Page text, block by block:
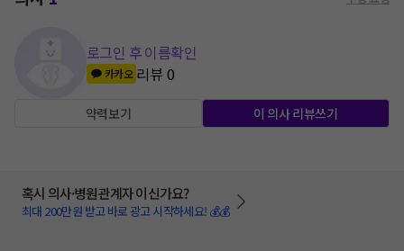
로그인 후 이름확인
카카오 리뷰0
약력보기 이 의사 리뷰쓰기
혹시 의사·병원관계자 이신가요?
최대 200만원 받고 바로 광고 시작하세요! 💰💰